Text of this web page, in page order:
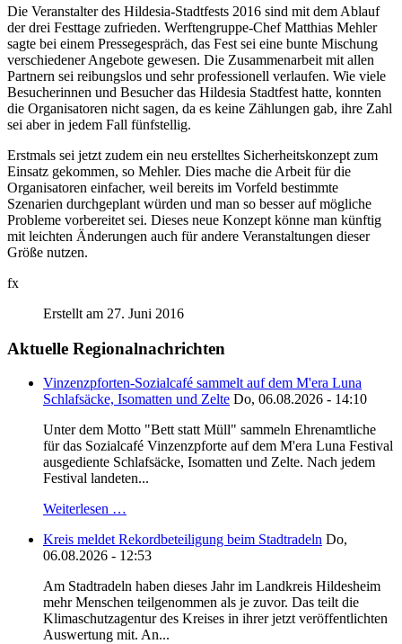
Die Veranstalter des Hildesia-Stadtfests 2016 sind mit dem Ablauf
der drei Festtage zufrieden. Werftengruppe-Chef Matthias Mehler
sagte bei einem Pressegespräch, das Fest sei eine bunte Mischung
verschiedener Angebote gewesen. Die Zusammenarbeit mit allen
Partnern sei reibungslos und sehr professionell verlaufen. Wie viele
Besucherinnen und Besucher das Hildesia Stadtfest hatte, konnten
die Organisatoren nicht sagen, da es keine Zählungen gab, ihre Zahl
sei aber in jedem Fall fünfstellig.
Erstmals sei jetzt zudem ein neu erstelltes Sicherheitskonzept zum
Einsatz gekommen, so Mehler. Dies mache die Arbeit für die
Organisatoren einfacher, weil bereits im Vorfeld bestimmte
Szenarien durchgeplant würden und man so besser auf mögliche
Probleme vorbereitet sei. Dieses neue Konzept könne man künftig
mit leichten Änderungen auch für andere Veranstaltungen dieser
Größe nutzen.
fx
Erstellt am 27. Juni 2016
Aktuelle Regionalnachrichten
Vinzenzpforten-Sozialcafé sammelt auf dem M'era Luna
Schlafsäcke, Isomatten und Zelte Do, 06.08.2026 - 14:10
Unter dem Motto "Bett statt Müll" sammeln Ehrenamtliche
für das Sozialcafé Vinzenzpforte auf dem M'era Luna Festival
ausgediente Schlafsäcke, Isomatten und Zelte. Nach jedem
Festival landeten...
Weiterlesen …
Kreis meldet Rekordbeteiligung beim Stadtradeln Do,
06.08.2026 - 12:53
Am Stadtradeln haben dieses Jahr im Landkreis Hildesheim
mehr Menschen teilgenommen als je zuvor. Das teilt die
Klimaschutzagentur des Kreises in ihrer jetzt veröffentlichten
Auswertung mit. An...